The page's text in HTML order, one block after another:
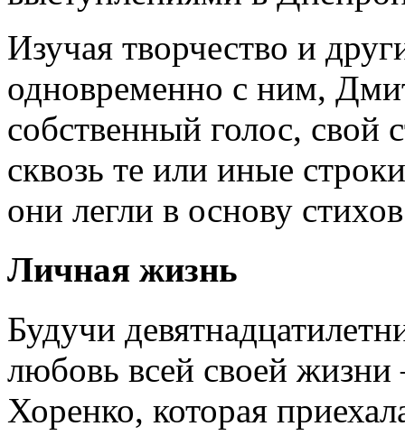
Изучая творчество и
одновременно с ним,
собственный голос, свой
сквозь те или иные
они легли в основу
Личная жизнь
Будучи
любовь всей своей
Хоренко, которая